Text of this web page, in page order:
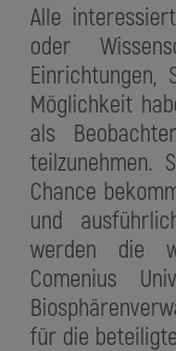
Alle
oder
Einrichtungen,
Möglichkeit
als
teilzunehmen.
Chance
und
werden die
Comenius
für die